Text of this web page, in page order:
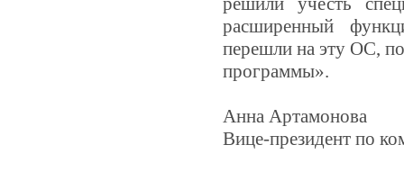
расширенный
перешли на эту ОС,
программы».
Анна Артамонова
Вице-президент по